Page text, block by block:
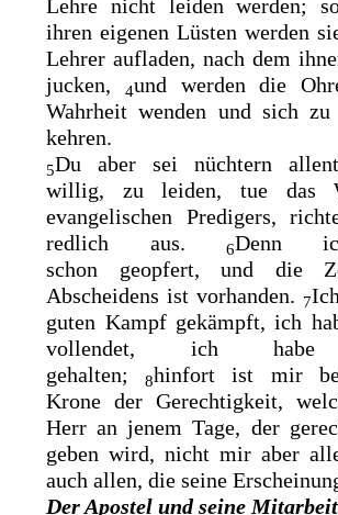
Lehre nicht leiden werden;
ihren eigenen Lüsten werden
Lehrer aufladen, nach dem
jucken,
4und werden die
Wahrheit wenden und sich zu
kehren.
5Du aber sei nüchtern
willig, zu leiden, tue das
evangelischen Predigers,
redlich aus.
6Denn
schon geopfert, und die
Abscheidens ist vorhanden. 7
guten Kampf gekämpft, ich
vollendet, ich habe
gehalten;
8hinfort ist mir
Krone der Gerechtigkeit,
Herr an jenem Tage, der
geben wird, nicht mir aber
auch allen, die seine
Der Apostel und seine